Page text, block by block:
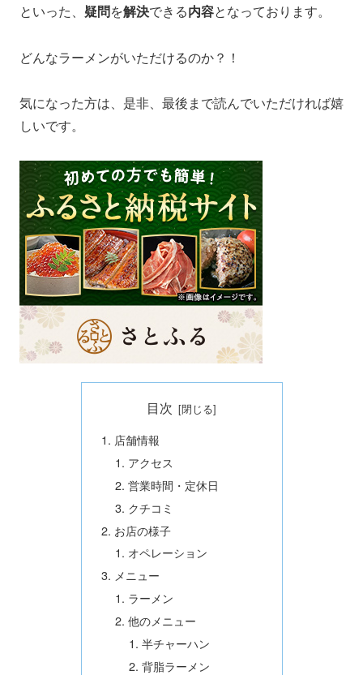
といった、 疑問を解決できる内容となっております。
どんなラーメンがいただけるのか？！
気になった方は、是非、最後まで読んでいただければ嬉
しいです。
目次
店舗情報
アクセス
営業時間・定休日
クチコミ
お店の様子
オペレーション
メニュー
ラーメン
他のメニュー
半チャーハン
背脂ラーメン